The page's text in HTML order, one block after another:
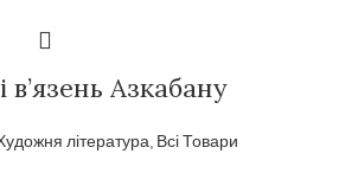
в’язень Азкабану
література, Всі Товари